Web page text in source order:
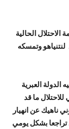
الحالية
وتمسكه
الدولة العبرية
ما قد
ناهيك عن انهيار
تراجعا بشكل يومي